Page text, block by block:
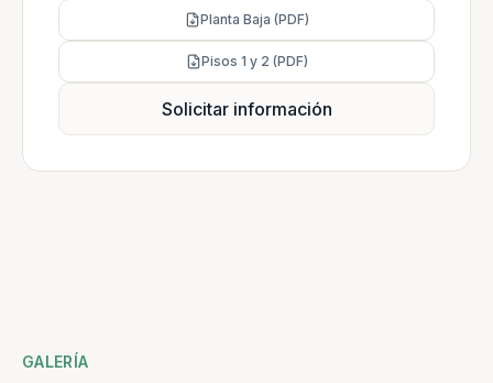
Planta Baja (PDF)
Pisos 1 y 2 (PDF)
Solicitar información
GALERÍA